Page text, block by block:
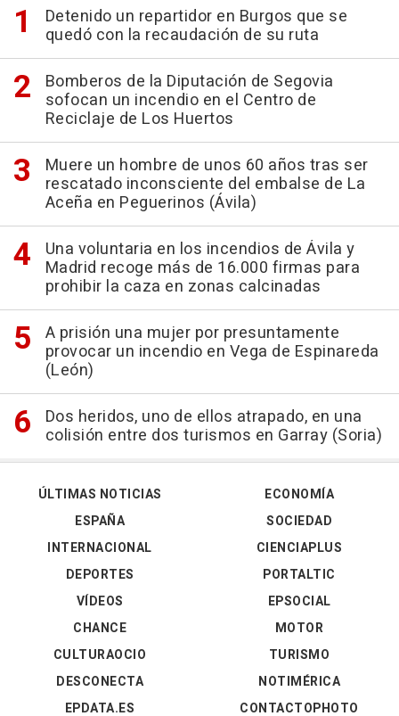
Detenido un repartidor en Burgos que se
quedó con la recaudación de su ruta
Bomberos de la Diputación de Segovia
sofocan un incendio en el Centro de
Reciclaje de Los Huertos
Muere un hombre de unos 60 años tras ser
rescatado inconsciente del embalse de La
Aceña en Peguerinos (Ávila)
Una voluntaria en los incendios de Ávila y
Madrid recoge más de 16.000 firmas para
prohibir la caza en zonas calcinadas
A prisión una mujer por presuntamente
provocar un incendio en Vega de Espinareda
(León)
Dos heridos, uno de ellos atrapado, en una
colisión entre dos turismos en Garray (Soria)
ÚLTIMAS NOTICIAS
ESPAÑA
INTERNACIONAL
DEPORTES
VÍDEOS
ECONOMÍA
SOCIEDAD
CIENCIAPLUS
PORTALTIC
EPSOCIAL
CHANCE
CULTURAOCIO
DESCONECTA
EPDATA.ES
MOTOR
TURISMO
NOTIMÉRICA
CONTACTOPHOTO